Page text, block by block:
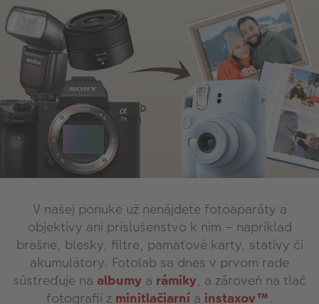
V našej ponuke už nenájdete fotoaparáty a
objektívy ani príslušenstvo k nim – napríklad
brašne, blesky, filtre, pamäťové karty, statívy či
akumulátory. Fotolab sa dnes v prvom rade
sústreďuje na albumy a rámiky, a zároveň na tlač
fotografií z minitlačiarnía instaxov™.